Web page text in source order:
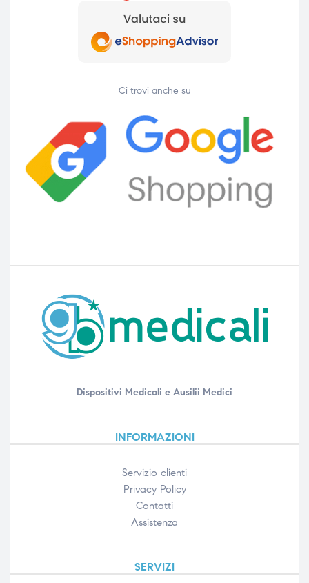
Ci trovi anche su
Dispositivi Medicali e Ausilii Medici
INFORMAZIONI
Servizio clienti
Privacy Policy
Contatti
Assistenza
SERVIZI